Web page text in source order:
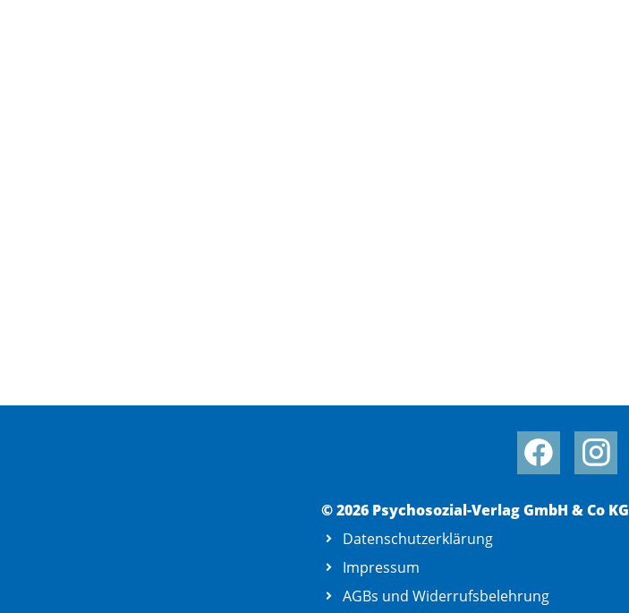
© 2026 Psychosozial-Verlag GmbH & Co KG
Datenschutzerklärung
Impressum
AGBs und Widerrufsbelehrung